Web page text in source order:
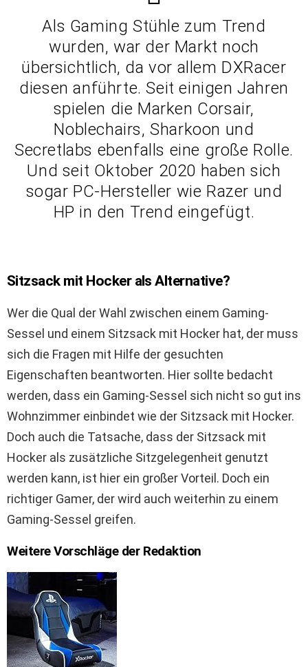
Als Gaming Stühle zum Trend
wurden, war der Markt noch
übersichtlich, da vor allem DXRacer
diesen anführte. Seit einigen Jahren
spielen die Marken Corsair,
Noblechairs, Sharkoon und
Secretlabs ebenfalls eine große Rolle.
Und seit Oktober 2020 haben sich
sogar PC-Hersteller wie Razer und
HP in den Trend eingefügt.
Sitzsack mit Hocker als Alternative?
Wer die Qual der Wahl zwischen einem Gaming-
Sessel und einem Sitzsack mit Hocker hat, der muss
sich die Fragen mit Hilfe der gesuchten
Eigenschaften beantworten. Hier sollte bedacht
werden, dass ein Gaming-Sessel sich nicht so gut ins
Wohnzimmer einbindet wie der Sitzsack mit Hocker.
Doch auch die Tatsache, dass der Sitzsack mit
Hocker als zusätzliche Sitzgelegenheit genutzt
werden kann, ist hier ein großer Vorteil. Doch ein
richtiger Gamer, der wird auch weiterhin zu einem
Gaming-Sessel greifen.
Weitere Vorschläge der Redaktion